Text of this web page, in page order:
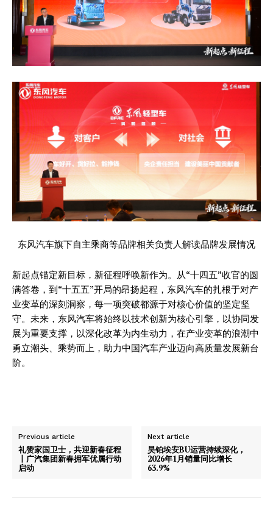
News Week
Magazine PRO
SUBSCRIBE NOW
Company
About
Contact us
Subscription Plans
My account
东风汽车旗下自主乘商等品牌相关负责人解读品牌发展情况
新起点锚定新目标，新征程呼唤新作为。从“十四五”收官的圆
满答卷，到“十五五”开局的昂扬起程，东风汽车的扎根于对产
业变革的深刻洞察，每一项突破都源于对核心价值的坚定坚
守。未来，东风汽车将始终以技术创新为核心引擎，以协同发
展为重要支撑，以深化改革为内生动力，在产业变革的浪潮中
勇立潮头、乘势而上，助力中国汽车产业迈向高质量发展新台
阶。
Previous article
礼赞家国卫士，共迎新春征程
丨广汽集团新春拥军优属行动
启动
Next article
昊铂埃安BU运营持续深化，
2026年1月销量同比增长
63.9%